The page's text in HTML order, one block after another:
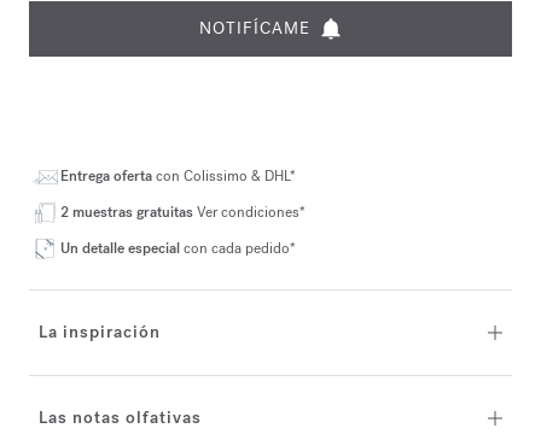
NOTIFÍCAME
Entrega ofertacon Colissimo & DHL*
2 muestras gratuitasVer condiciones*
Un detalle especialcon cada pedido*
La inspiración
Las notas olfativas